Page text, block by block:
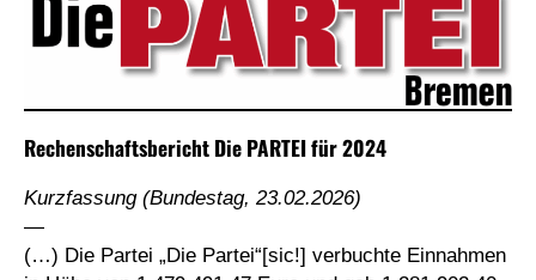
Rechenschaftsbericht Die PARTEI für 2024
Kurzfassung (Bundestag, 23.02.2026)
—
(…) Die Partei „Die Partei“[sic!] verbuchte Einnahmen